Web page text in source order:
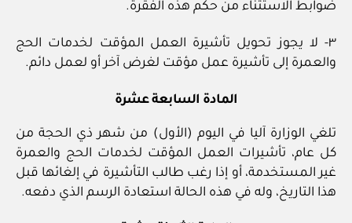
ضوابط الاستثناء من حكم هذه الفقرة.
٣- لا يجوز تحويل تأشيرة العمل المؤقت لخدمات الحج
والعمرة إلى تأشيرة عمل مؤقت لغرض آخر أو لعمل دائم.
المادة السابعة عشرة
تلغي الوزارة آليا في اليوم (الأول) من شهر ذي الحجة من
كل عام، تأشيرات العمل المؤقت لخدمات الحج والعمرة
غير المستخدمة، أو إذا رغب طالب التأشيرة في إلغائها قبل
هذا التاريخ، وله في هذه الحالة استعادة الرسم الذي دفعه.